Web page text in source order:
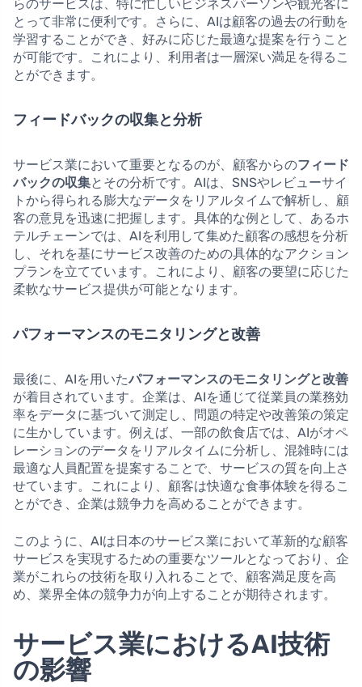
らのサービスは、特に忙しいビジネスパーソンや観光客に
とって非常に便利です。さらに、AIは顧客の過去の行動を
学習することができ、好みに応じた最適な提案を行うこと
が可能です。これにより、利用者は一層深い満足を得るこ
とができます。
フィードバックの収集と分析
サービス業において重要となるのが、顧客からのフィード
バックの収集とその分析です。AIは、SNSやレビューサイ
トから得られる膨大なデータをリアルタイムで解析し、顧
客の意見を迅速に把握します。具体的な例として、あるホ
テルチェーンでは、AIを利用して集めた顧客の感想を分析
し、それを基にサービス改善のための具体的なアクション
プランを立てています。これにより、顧客の要望に応じた
柔軟なサービス提供が可能となります。
パフォーマンスのモニタリングと改善
最後に、AIを用いたパフォーマンスのモニタリングと改善
が着目されています。企業は、AIを通じて従業員の業務効
率をデータに基づいて測定し、問題の特定や改善策の策定
に生かしています。例えば、一部の飲食店では、AIがオペ
レーションのデータをリアルタイムに分析し、混雑時には
最適な人員配置を提案することで、サービスの質を向上さ
せています。これにより、顧客は快適な食事体験を得るこ
とができ、企業は競争力を高めることができます。
このように、AIは日本のサービス業において革新的な顧客
サービスを実現するための重要なツールとなっており、企
業がこれらの技術を取り入れることで、顧客満足度を高
め、業界全体の競争力が向上することが期待されます。
サービス業におけるAI技術
の影響